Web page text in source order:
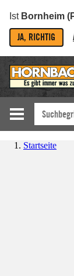
Ist Bornheim
JA, RICHTIG
Startseite